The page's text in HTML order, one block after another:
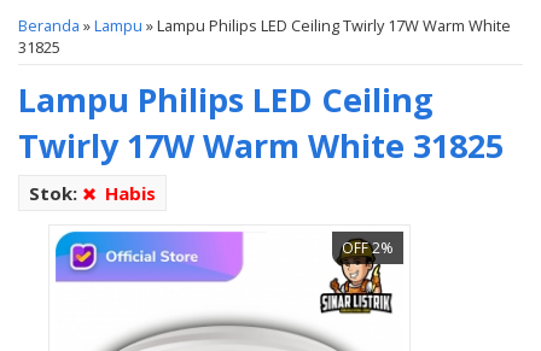
Beranda »Lampu »Lampu Philips LED Ceiling Twirly 17W Warm White
31825
Lampu Philips LED Ceiling
Twirly 17W Warm White 31825
Stok: Habis
OFF 2%